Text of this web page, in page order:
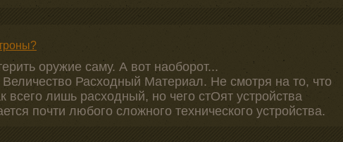
оружие саму. А вот наоборот...
Расходный Материал. Не смотря на то, что
всего лишь расходный, но чего стОят устройства
почти любого сложного технического устройства.